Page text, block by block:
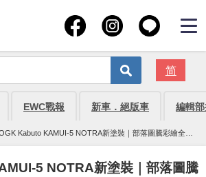
简
EWC戰報 新車．絕版車 編輯
Kabuto KAMUI-5 NOTRA新塗裝｜部落圖騰彩繪全罩
市
5 NOTRA新塗裝｜部落圖騰